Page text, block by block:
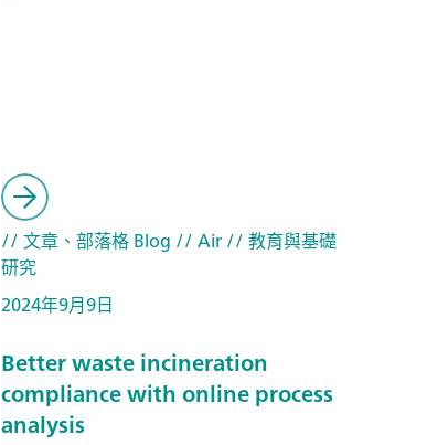
// 文章、部落格 Blog // Air// 教育與基礎
研究
2024年9月9日
Better waste incineration
compliance with online process
analysis